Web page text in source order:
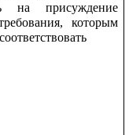
на присуждение
которым